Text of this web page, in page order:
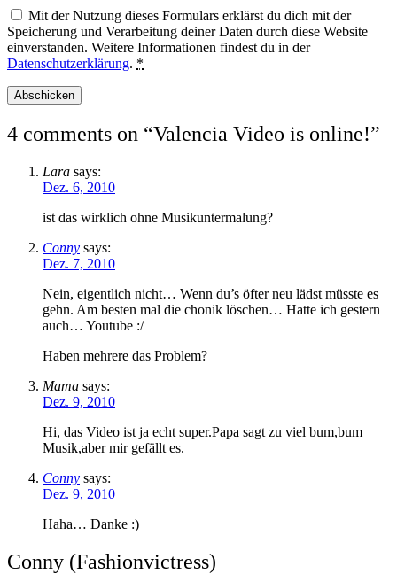
Mit der Nutzung dieses Formulars erklärst du dich mit der
Speicherung und Verarbeitung deiner Daten durch diese Website
einverstanden. Weitere Informationen findest du in der
Datenschutzerklärung. *
4 comments on “Valencia Video is online!”
Lara says:
Dez. 6, 2010
ist das wirklich ohne Musikuntermalung?
Conny says:
Dez. 7, 2010
Nein, eigentlich nicht… Wenn du’s öfter neu lädst müsste es
gehn. Am besten mal die chonik löschen… Hatte ich gestern
auch… Youtube :/
Haben mehrere das Problem?
Mama says:
Dez. 9, 2010
Hi, das Video ist ja echt super.Papa sagt zu viel bum,bum
Musik,aber mir gefällt es.
Conny says:
Dez. 9, 2010
Haha… Danke :)
Conny (Fashionvictress)